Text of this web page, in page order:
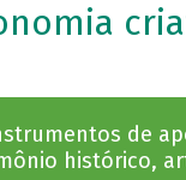
de
histórico,